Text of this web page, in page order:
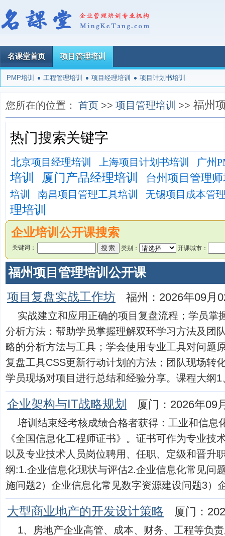
名课堂首页 项目管理培训
PMP培训 工程管理培训 项目经理培训 项目计划书培训
您所在的位置： 首页 >> 项目管理培训 >> 福州
热门搜索关键字
北京项目经理培训 上海项目计划书培训 广州
培训 厦门产品经理培训 台州项目管理
培训 南昌项目管理工具培训 无锡项目成本管
理培训
企业培训公开课搜索
关键词： 类别： 开课城市：
福州项目管理培训公开课
项目复盘实战工作坊 福州：2026年09月
实战建立和应用正确的项目复盘流程；学员掌
分析方法：帮助学员掌握理解双环学习方法及团
略的分析方法与工具；学会使用专业工具对问题
复盘工具CSS更新行动计划的方法；团队现场转
学员现场对项目进行总结和经验分享。课程大纲
企业架构与IT战略规划 厦门：2026年09
培训结束经考核成绩合格者获得：工业和信息
《全国信息化工程师证书》。证书可作为专业技
以及专业技术人员岗位聘用、任职、定级和晋升
纲:1.企业信息化现状与评估2.企业信息化常见问
施问题2）企业信息化常见数字资源建设问题3）
大型商业地产的开发设计策略 厦门：
1、房地产企业高管、成本、财务、工程等负